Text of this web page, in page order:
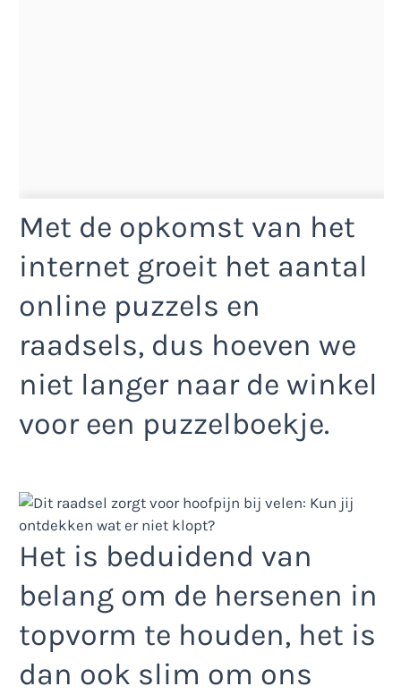
Met de opkomst van het
internet groeit het aantal
online puzzels en
raadsels, dus hoeven we
niet langer naar de winkel
voor een puzzelboekje.
Het is beduidend van
belang om de hersenen in
topvorm te houden, het is
dan ook slim om ons